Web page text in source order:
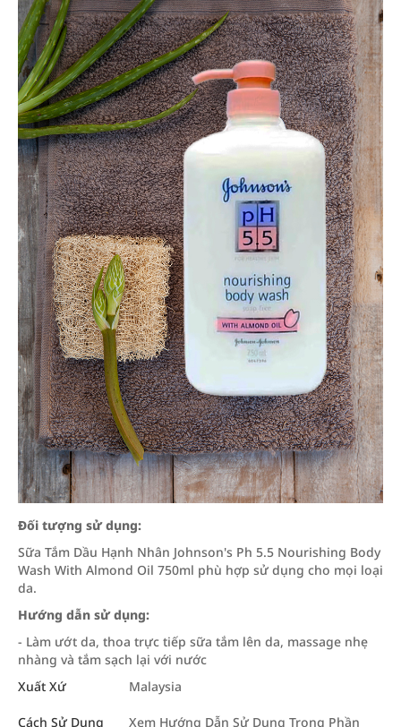
Đối tượng sử dụng:
Sữa Tắm Dầu Hạnh Nhân Johnson's Ph 5.5 Nourishing Body
Wash With Almond Oil 750ml phù hợp sử dụng cho mọi loại
da.
Hướng dẫn sử dụng:
- Làm ướt da, thoa trực tiếp sữa tắm lên da, massage nhẹ
nhàng và tắm sạch lại với nước
Xuất Xứ
Malaysia
Cách Sử Dụng Xem Hướng Dẫn Sử Dụng Trong Phần